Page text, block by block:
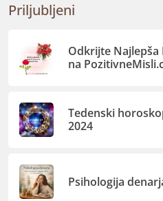
Priljubljeni
Odkrijte Najlepša
na
Tedenski
2024
Psihologija